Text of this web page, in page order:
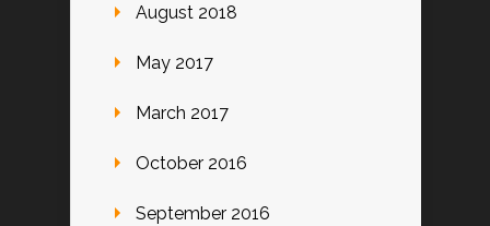
August 2018
May 2017
March 2017
October 2016
September 2016